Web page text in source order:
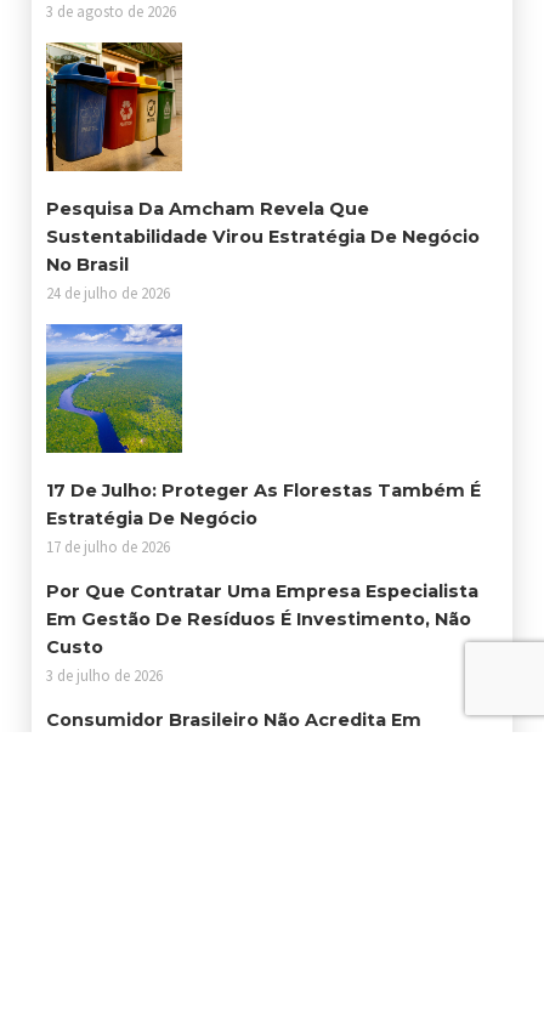
3 de agosto de 2026
Pesquisa Da Amcham Revela Que
Sustentabilidade Virou Estratégia De Negócio
No Brasil
24 de julho de 2026
17 De Julho: Proteger As Florestas Também É
Estratégia De Negócio
17 de julho de 2026
Por Que Contratar Uma Empresa Especialista
Em Gestão De Resíduos É Investimento, Não
Custo
3 de julho de 2026
Consumidor Brasileiro Não Acredita Em